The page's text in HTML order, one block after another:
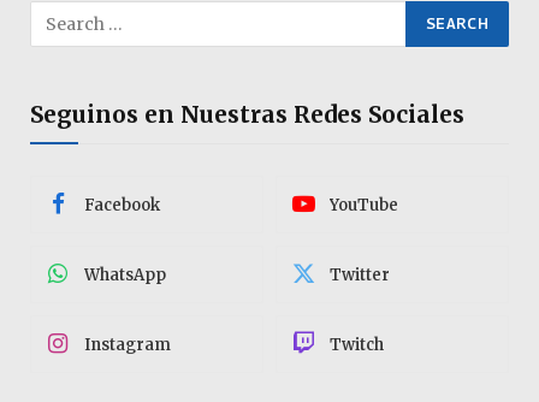
Seguinos en Nuestras Redes Sociales
Facebook YouTube
WhatsApp Twitter
Instagram Twitch